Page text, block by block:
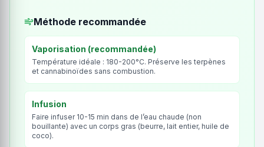
Méthode recommandée
Vaporisation (recommandée)
Température idéale : 180-200°C. Préserve les terpènes
et cannabinoïdes sans combustion.
Infusion
Faire infuser 10-15 min dans de l’eau chaude (non
bouillante) avec un corps gras (beurre, lait entier, huile de
coco).